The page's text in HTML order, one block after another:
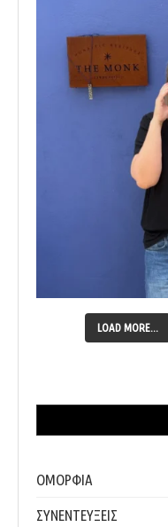
LOAD MORE...
ΟΜΟΡΦΙΑ
ΣΥΝΕΝΤΕΥΞΕΙΣ